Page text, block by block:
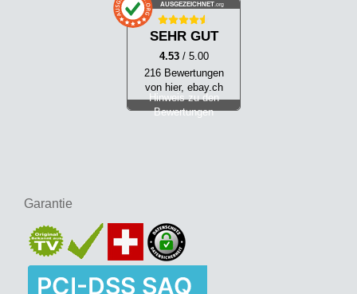
AUSGEZEICHNET .org
SEHR GUT
4.53 / 5.00
216 Bewertungen
von hier, ebay.ch
Hinweis zu den
Bewertungen
Garantie